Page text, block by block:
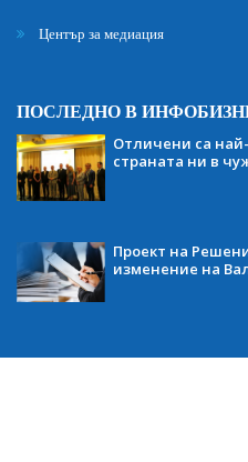
Център за медиация
ПОСЛЕДНО В
Отличени са
страната ни в
Проект на
изменение на